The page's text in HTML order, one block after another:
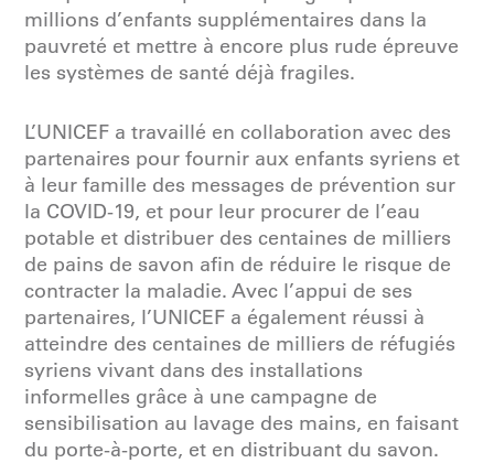
millions d’enfants supplémentaires dans la
pauvreté et mettre à encore plus rude épreuve
les systèmes de santé déjà fragiles.
L’UNICEF a travaillé en collaboration avec des
partenaires pour fournir aux enfants syriens et
à leur famille des messages de prévention sur
la COVID-19, et pour leur procurer de l’eau
potable et distribuer des centaines de milliers
de pains de savon afin de réduire le risque de
contracter la maladie. Avec l’appui de ses
partenaires, l’UNICEF a également réussi à
atteindre des centaines de milliers de réfugiés
syriens vivant dans des installations
informelles grâce à une campagne de
sensibilisation au lavage des mains, en faisant
du porte-à-porte, et en distribuant du savon.